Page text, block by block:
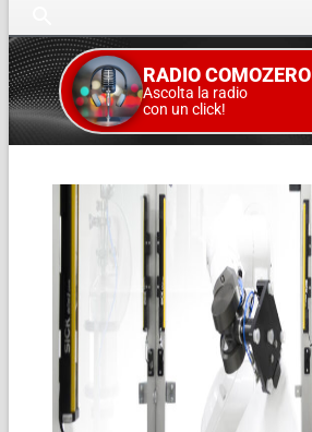
RADIO COMOZERO
Ascolta la radio
con un click!